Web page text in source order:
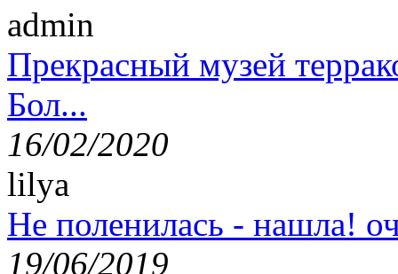
admin
Прекрасный музей
Бол...
16/02/2020
lilya
Не поленилась - нашла!
19/06/2019